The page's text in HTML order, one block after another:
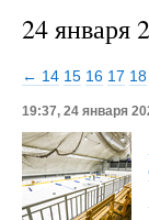
24 января
← 14 15 16 17 18
19:37, 24 января